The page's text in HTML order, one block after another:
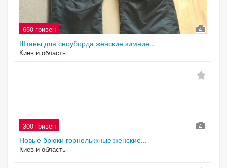
650 гривен 4
Штаны для сноуборда женские зимние...
Киев и область
300 гривен 4
Новые брюки горнолыжные женские...
Киев и область